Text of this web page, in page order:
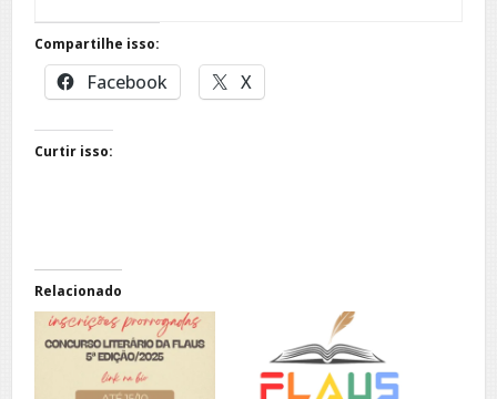
Compartilhe isso:
Facebook X
Curtir isso:
Relacionado